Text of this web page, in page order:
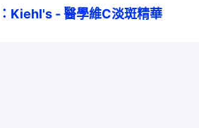
Kiehl's - 醫學維C淡斑精華